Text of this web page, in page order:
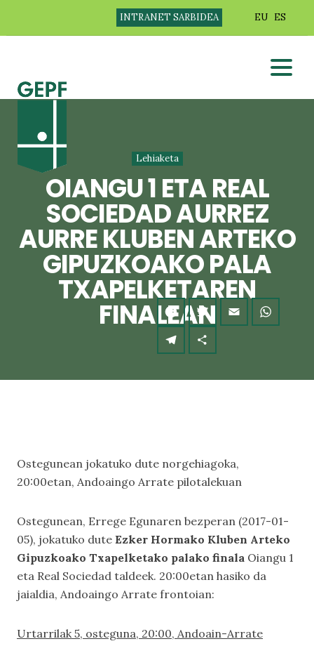
INTRANET SARBIDEA EU ES
Lehiaketa
OIANGU 1 ETA REAL
SOCIEDAD AURREZ
AURRE KLUBEN ARTEKO
GIPUZKOAKO PALA
TXAPELKETAREN
FINALEAN
Ostegunean jokatuko dute norgehiagoka,
20:00etan, Andoaingo Arrate pilotalekuan
Ostegunean, Errege Egunaren bezperan (2017-01-
05), jokatuko dute Ezker Hormako Kluben Arteko
Gipuzkoako Txapelketako palako finala Oiangu 1
eta Real Sociedad taldeek. 20:00etan hasiko da
jaialdia, Andoaingo Arrate frontoian:
Urtarrilak 5, osteguna, 20:00, Andoain-Arrate